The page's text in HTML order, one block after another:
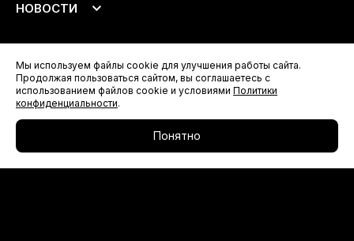
Доставка
НОВОСТИ
Анонсы продукции
Видеоматериалы
Сотрудничество
Контакты
Мы используем файлы cookie для улучшения работы сайта.
Продолжая пользоваться сайтом, вы соглашаетесь с
использованием файлов cookie и условиями Политики
конфиденциальности.
Понятно